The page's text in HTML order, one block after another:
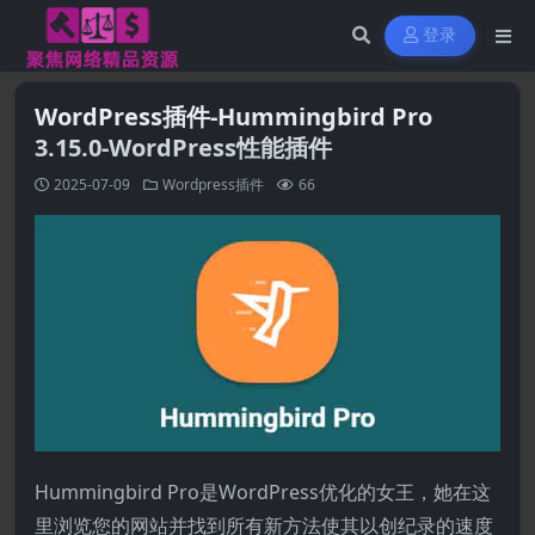
登录
WordPress插件-Hummingbird Pro
3.15.0-WordPress性能插件
2025-07-09 Wordpress插件 66
Hummingbird Pro是WordPress优化的女王，她在这
里浏览您的网站并找到所有新方法使其以创纪录的速度